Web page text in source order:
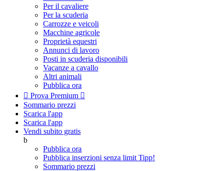
Per il cavaliere
Per la scuderia
Carrozze e veicoli
Macchine agricole
Proprietà equestri
Annunci di lavoro
Posti in scuderia disponibili
Vacanze a cavallo
Altri animali
Pubblica ora
 Prova Premium 
Sommario prezzi
Scarica l'app
Scarica l'app
Vendi subito gratis
b
Pubblica ora
Pubblica inserzioni senza limit Tipp!
Sommario prezzi